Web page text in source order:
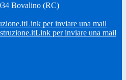
Bovalino (RC)
Link per inviare una mail
Link per inviare una mail